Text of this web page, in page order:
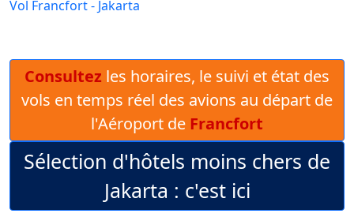
Vol Francfort - Jakarta
Consultez les horaires, le suivi et état des
vols en temps réel des avions au départ de
l'Aéroport de Francfort
Sélection d'hôtels moins chers de
Jakarta : c'est ici